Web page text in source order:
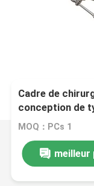
Cadre de
conception de
chirurgicale de
MOQ：PCs 1
meilleur